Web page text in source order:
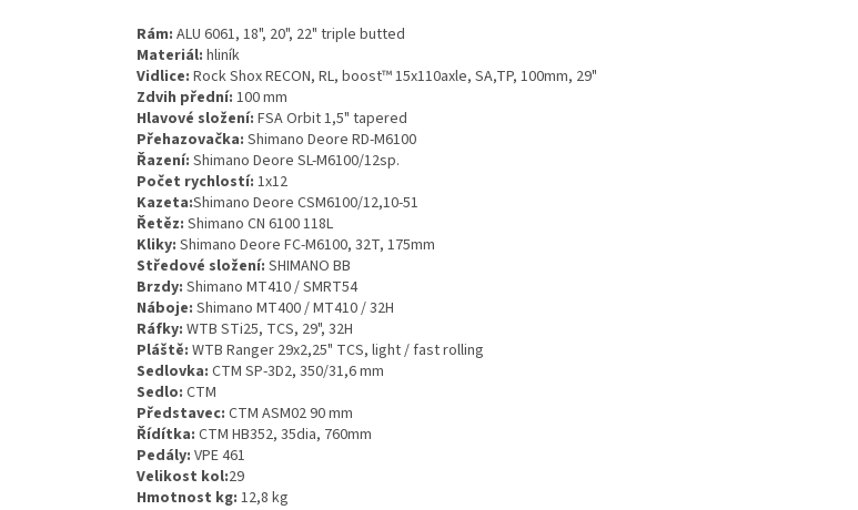
Rám: ALU 6061, 18", 20", 22" triple butted
Materiál: hliník
Vidlice: Rock Shox RECON, RL, boost™ 15x110axle, SA,TP, 100mm, 29"
Zdvih přední: 100 mm
Hlavové složení: FSA Orbit 1,5" tapered
Přehazovačka: Shimano Deore RD-M6100
Řazení: Shimano Deore SL-M6100/12sp.
Počet rychlostí: 1x12
Kazeta:Shimano Deore CSM6100/12,10-51
Řetěz: Shimano CN 6100 118L
Kliky: Shimano Deore FC-M6100, 32T, 175mm
Středové složení: SHIMANO BB
Brzdy: Shimano MT410 / SMRT54
Náboje: Shimano MT400 / MT410 / 32H
Ráfky: WTB STi25, TCS, 29", 32H
Pláště: WTB Ranger 29x2,25" TCS, light / fast rolling
Sedlovka: CTM SP-3D2, 350/31,6 mm
Sedlo: CTM
Představec: CTM ASM02 90 mm
Řídítka: CTM HB352, 35dia, 760mm
Pedály: VPE 461
Velikost kol:29
Hmotnost kg: 12,8 kg